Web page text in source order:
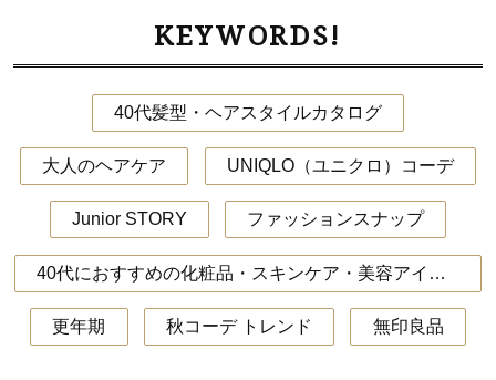
KEYWORDS!
40代髪型・ヘアスタイルカタログ
大人のヘアケア UNIQLO（ユニクロ）コーデ
Junior STORY ファッションスナップ
40代におすすめの化粧品・スキンケア・美容アイテム
更年期 秋コーデ トレンド 無印良品